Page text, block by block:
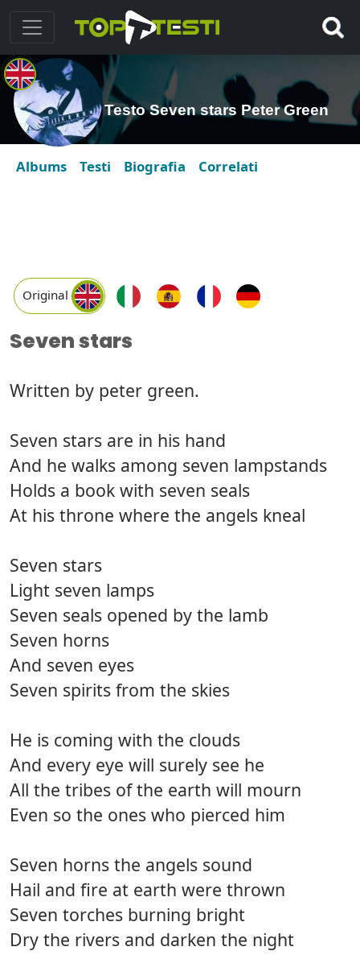
Testo Seven stars Peter Green
Albums Testi Biografia Correlati
Original
Seven stars
Written by peter green.
Seven stars are in his hand
And he walks among seven lampstands
Holds a book with seven seals
At his throne where the angels kneal
Seven stars
Light seven lamps
Seven seals opened by the lamb
Seven horns
And seven eyes
Seven spirits from the skies
He is coming with the clouds
And every eye will surely see he
All the tribes of the earth will mourn
Even so the ones who pierced him
Seven horns the angels sound
Hail and fire at earth were thrown
Seven torches burning bright
Dry the rivers and darken the night